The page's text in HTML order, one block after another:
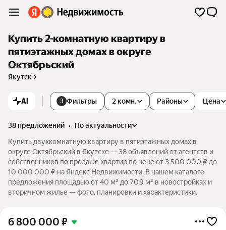
Купить 2-комнатную квартиру в
пятиэтажных домах в округе
Октябрьский
Якутск
AI 3 Фильтры 2 комн. Цена
Районы
38 предложений •
по актуальности
Купить двухкомнатную квартиру в пятиэтажных домах в
округе Октябрьский в Якутске — 38 объявлений от агентств и
собственников по продаже квартир по цене от 3 500 000 ₽ до
10 000 000 ₽ на Яндекс Недвижимости. В нашем каталоге
предложения площадью от 40 м² до 70,9 м² в новостройках и
вторичном жилье — фото, планировки и характеристики.
6 800 000 ₽